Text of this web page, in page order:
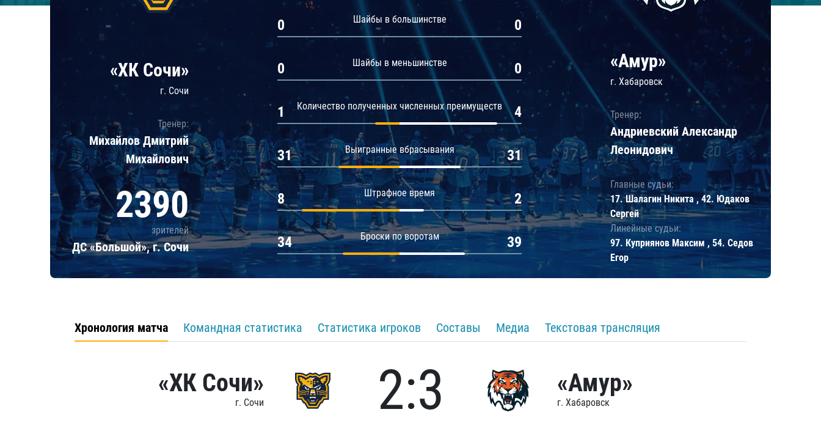
Локомотив
Шанхайские Драконы
Амур
Барыс
«ХК Сочи»
г. Сочи
Тренер:
Михайлов Дмитрий
Михайлович
2390
зрителей
ДС «Большой», г. Сочи
Шайбы в большинстве
0 0
Шайбы в меньшинстве
0 0
Количество полученных численных преимуществ
1 4
Выигранные вбрасывания
31 31
Штрафное время
8 2
Броски по воротам
34 39
«Амур»
г. Хабаровск
Тренер:
Андриевский Александр
Леонидович
Главные судьи:
17. Шалагин Никита , 42. Юдаков
Сергей
Линейные судьи:
97. Куприянов Максим , 54. Седов
Егор
Хронология матча Командная статистика Статистика игроков Составы Медиа Текстовая трансляция
«ХК Сочи»
г. Сочи 2:3 «Амур»
г. Хабаровск